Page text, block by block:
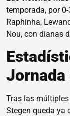
temporada, por
Raphinha,
Nou, con dianas
Jornada
Tras las
Stegen queda ya